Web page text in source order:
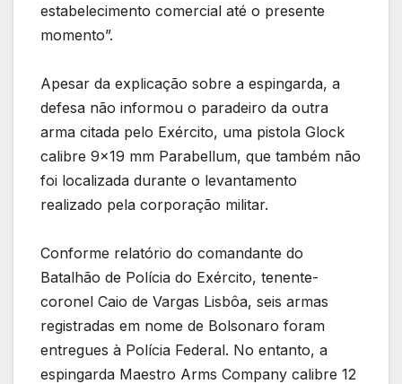
estabelecimento comercial até o presente
momento”.
Apesar da explicação sobre a espingarda, a
defesa não informou o paradeiro da outra
arma citada pelo Exército, uma pistola Glock
calibre 9×19 mm Parabellum, que também não
foi localizada durante o levantamento
realizado pela corporação militar.
Conforme relatório do comandante do
Batalhão de Polícia do Exército, tenente-
coronel Caio de Vargas Lisbôa, seis armas
registradas em nome de Bolsonaro foram
entregues à Polícia Federal. No entanto, a
espingarda Maestro Arms Company calibre 12